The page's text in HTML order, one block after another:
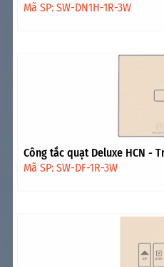
Mã SP: SW-DN1H-1R-3W
Công tắc quạt Deluxe HCN -
Mã SP: SW-DF-1R-3W